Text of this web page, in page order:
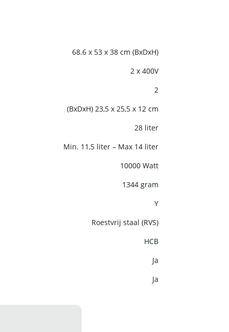
68.6 x 53 x 38 cm (BxDxH)
2 x 400V
2
(BxDxH) 23,5 x 25,5 x 12 cm
28 liter
Min. 11,5 liter – Max 14 liter
10000 Watt
1344 gram
Y
Roestvrij staal (RVS)
HCB
Ja
Ja